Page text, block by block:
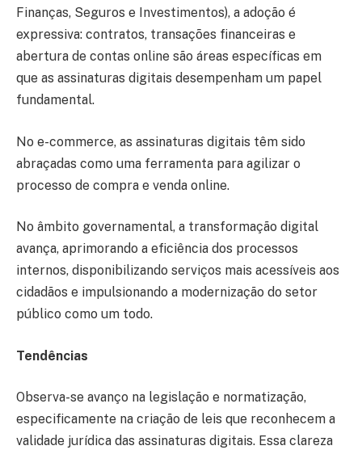
Finanças, Seguros e Investimentos), a adoção é
expressiva: contratos, transações financeiras e
abertura de contas online são áreas específicas em
que as assinaturas digitais desempenham um papel
fundamental.
No e-commerce, as assinaturas digitais têm sido
abraçadas como uma ferramenta para agilizar o
processo de compra e venda online.
No âmbito governamental, a transformação digital
avança, aprimorando a eficiência dos processos
internos, disponibilizando serviços mais acessíveis aos
cidadãos e impulsionando a modernização do setor
público como um todo.
Tendências
Observa-se avanço na legislação e normatização,
especificamente na criação de leis que reconhecem a
validade jurídica das assinaturas digitais. Essa clareza